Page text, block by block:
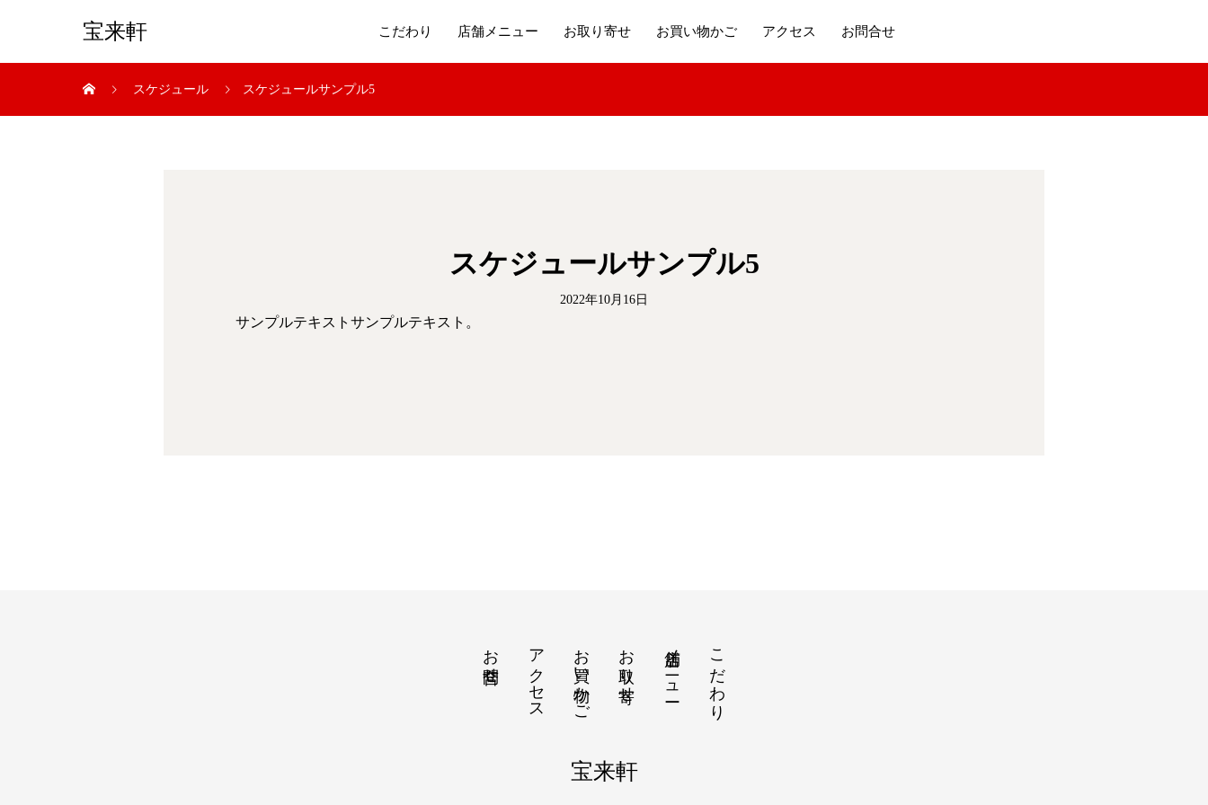
宝来軒 こだわり 店舗メニュー お取り寄せ お買い物かご アクセス お問合せ
スケジュール スケジュールサンプル5
スケジュールサンプル5
2022年10月16日
サンプルテキストサンプルテキスト。
こだわり
店舗メニュー
お取り寄せ
お買い物かご
アクセス
お問合せ
宝来軒